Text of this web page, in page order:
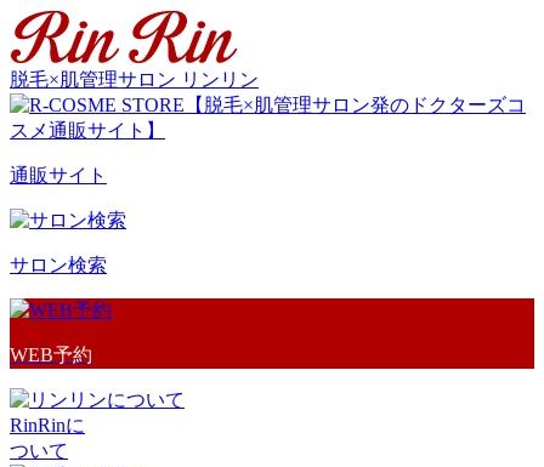
脱毛×肌管理サロン リンリン
通販サイト
サロン検索
WEB予約
RinRinに
ついて